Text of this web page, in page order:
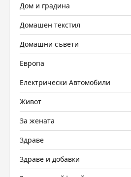
Дом и градина
Домашен текстил
Домашни съвети
Европа
Електрически Автомобили
Живот
За жената
Здраве
Здраве и добавки